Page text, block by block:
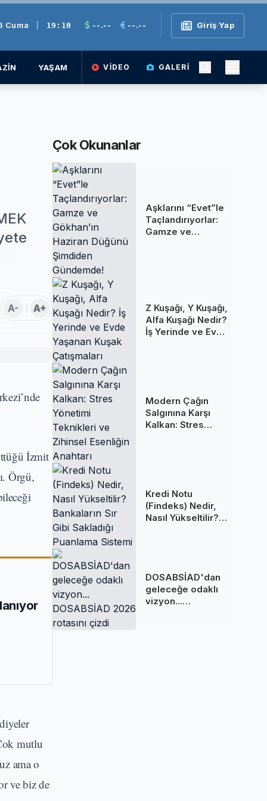
Cuma 19:10 --.-- --.-- Giriş Yap
YAŞAM VIDEO GALERI
A- A+
İzmit
Örgü,
mutlu
ama o
ve biz de
Çok Okunanlar
Aşklarını “Evet”le
Taçlandırıyorlar:
Gamze ve
Z Kuşağı, Y Kuşağı,
Alfa Kuşağı Nedir?
İş Yerinde ve Evde
Modern Çağın
Salgınına Karşı
Kalkan: Stres
Kredi Notu
(Findeks) Nedir,
Nasıl Yükseltilir?
DOSABSİAD'dan
geleceğe odaklı
vizyon...